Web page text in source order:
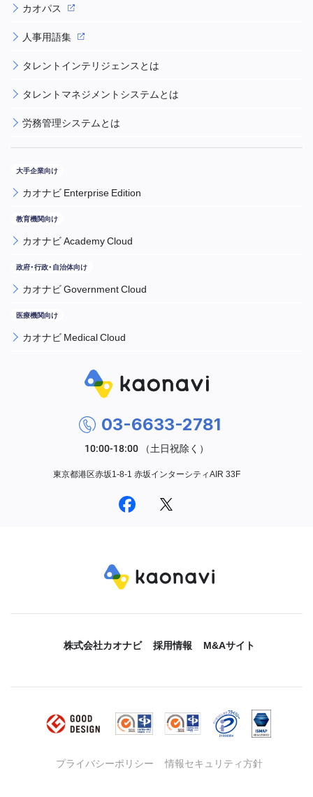
カオパス
人事用語集
タレントインテリジェンスとは
タレントマネジメントシステムとは
労務管理システムとは
カオナビ Enterprise Edition
カオナビ Academy Cloud
カオナビ Government Cloud
カオナビ Medical Cloud
03-6633-2781
東京都港区赤坂1-8-1 赤坂インターシティAIR 33F
株式会社カオナビ 採用情報 M&Aサイト
プライバシーポリシー 情報セキュリティ方針